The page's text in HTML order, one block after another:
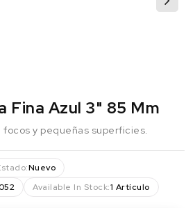
Fina Azul 3" 85 Mm
focos y pequeñas superficies.
Nuevo
Available In Stock:1 Artículo